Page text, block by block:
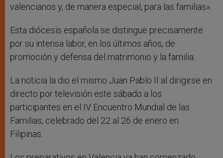
valencianos y, de manera especial, para las familias».
Esta diócesis española se distingue precisamente
por su intensa labor, en los últimos años, de
promoción y defensa del matrimonio y la familia.
La noticia la dio el mismo Juan Pablo II al dirigirse en
directo por televisión este sábado a los
participantes en el IV Encuentro Mundial de las
Familias, celebrado del 22 al 26 de enero en
Filipinas.